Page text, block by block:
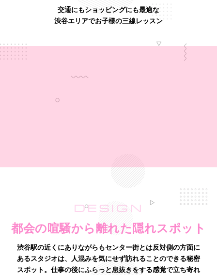
交通にもショッピングにも最適な
渋谷エリアでお子様の三線レッスン
DESIGN
都会の喧騒から離れた隠れスポット
渋谷駅の近くにありながらもセンター街とは反対側の方面に
あるスタジオは、
人混みを気にせず訪れることのできる秘密
スポット。仕事の後にふらっと息抜きをする感覚で立ち寄れ